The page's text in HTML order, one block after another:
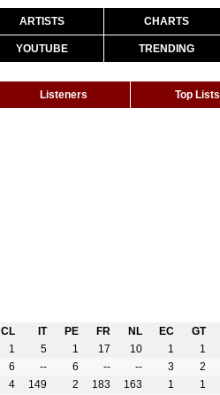
ARTISTS CHARTS
YOUTUBE TRENDING
Listeners Top Lists
CL IT PE FR NL EC GT
1 5 1 17 10 1 1
6 -- 6 -- -- 3 2
4 149 2 183 163 1 1